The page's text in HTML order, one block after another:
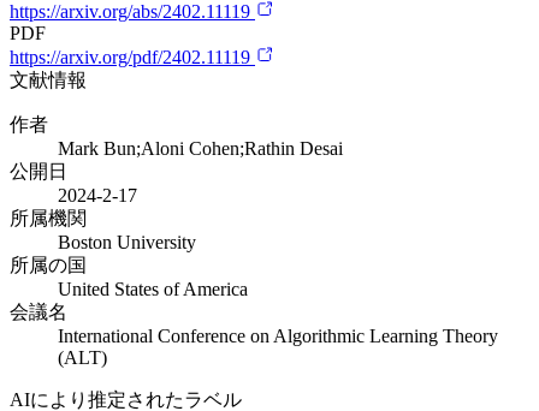
https://arxiv.org/abs/2402.11119
PDF
https://arxiv.org/pdf/2402.11119
文献情報
作者
Mark Bun;Aloni Cohen;Rathin Desai
公開日
2024-2-17
所属機関
Boston University
所属の国
United States of America
会議名
International Conference on Algorithmic Learning Theory
(ALT)
AIにより推定されたラベル